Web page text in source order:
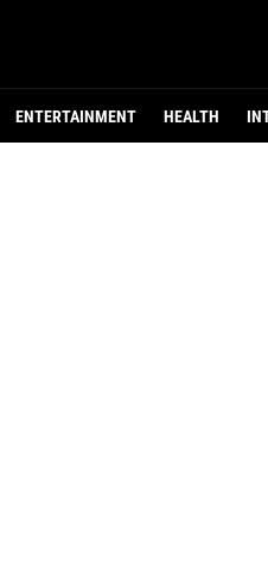
ENTERTAINMENT HEALTH